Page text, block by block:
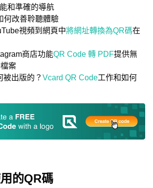
和準確的導航
何改善聆聽體驗
視頻到網頁中將網址轉換為QR碼在
商店功能QR Code 轉 PDF提供無
案
被出版的？ Vcard QR Code工作和如何
的QR碼